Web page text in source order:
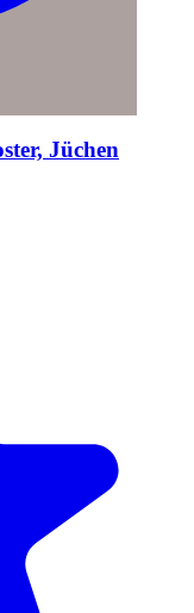
Jüchen